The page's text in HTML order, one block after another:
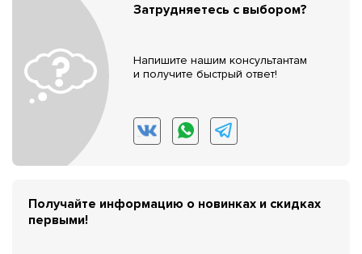
Затрудняетесь с выбором?
Напишите нашим консультантам
и получите быстрый ответ!
Получайте информацию о новинках и скидках
первыми!